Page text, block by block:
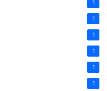
1
1
1
1
1
1